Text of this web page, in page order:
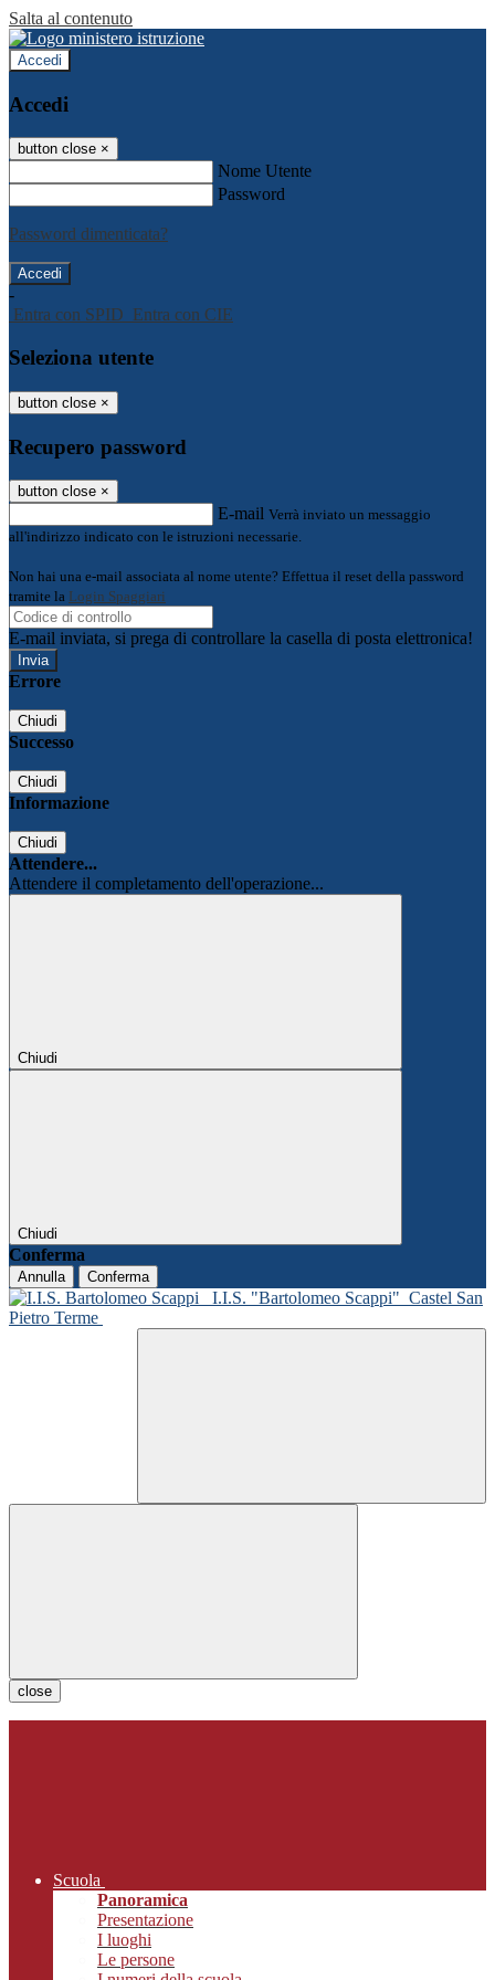
Salta al contenuto
Accedi
Accedi
button close ×
Nome Utente
Password
Password dimenticata?
-
Entra con SPID Entra con CIE
Seleziona utente
button close ×
Recupero password
button close ×
E-mail Verrà inviato un messaggio
all'indirizzo indicato con le istruzioni necessarie.
Non hai una e-mail associata al nome utente? Effettua il reset della password
tramite la Login Spaggiari
E-mail inviata, si prega di controllare la casella di posta elettronica!
Errore
Chiudi
Successo
Chiudi
Informazione
Chiudi
Attendere...
Attendere il completamento dell'operazione...
Chiudi
Chiudi
Conferma
Annulla Conferma
I.I.S. "Bartolomeo Scappi" Castel San
Pietro Terme
close
Scuola
Panoramica
Presentazione
I luoghi
Le persone